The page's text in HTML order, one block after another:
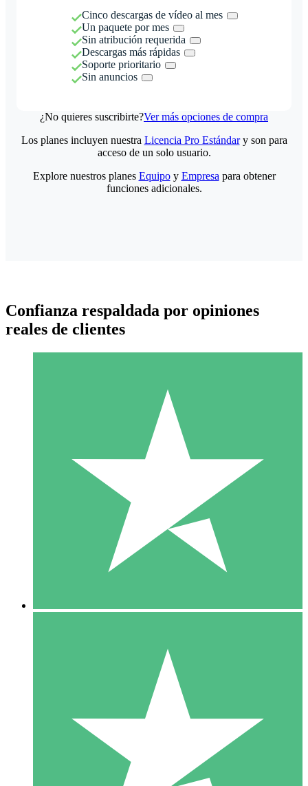
Cinco descargas de vídeo al mes
Un paquete por mes
Sin atribución requerida
Descargas más rápidas
Soporte prioritario
Sin anuncios
¿No quieres suscribirte?Ver más opciones de compra
Paquetes de Créditos Individuales
Paga según el uso con créditos de descarga. Sin compromiso
10 00
10 Descargas
20 00
Los planes incluyen nuestra Licencia Pro Estándary son para
acceso de un solo usuario.
Explore nuestros planes Equipoy Empresa para obtener
funciones adicionales.
Confianza respaldada por opiniones
reales de clientes